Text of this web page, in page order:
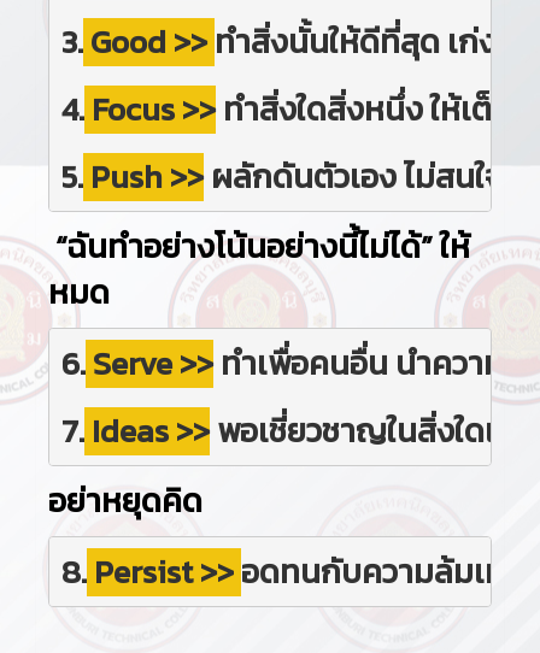
3.Good >> ทำสิ่งนั้นให้ดีที่สุด เก่งที่
4. Focus >> ทำสิ่งใดสิ่งหนึ่ง ให้เต็มที่
5. Push >> ผลักดันตัวเอง ไม่สนใจใน
“ฉันทำอย่างโน้นอย่างนี้ไม่ได้” ให้
หมด
6.Serve >> ทำเพื่อคนอื่น นำความเ
7. Ideas >> พอเชี่ยวชาญในสิ่งใดแล้
อย่าหยุดคิด
8. Persist >>อดทนกับความล้มเหล